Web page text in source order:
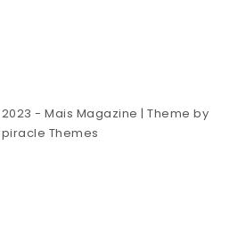
- Mais Magazine | Theme by
Themes